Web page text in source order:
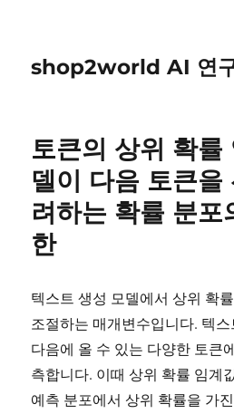
shop2world AI 연
토큰의 상위 확률
델이 다음 토큰을
려하는 확률 분포
한
텍스트 생성 모델에서 상위 확
조절하는 매개변수입니다. 텍
다음에 올 수 있는 다양한 토큰
측합니다. 이때 상위 확률 임계
예측 분포에서 상위 확률을 가